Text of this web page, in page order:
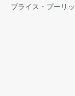
ブライス・プーリ